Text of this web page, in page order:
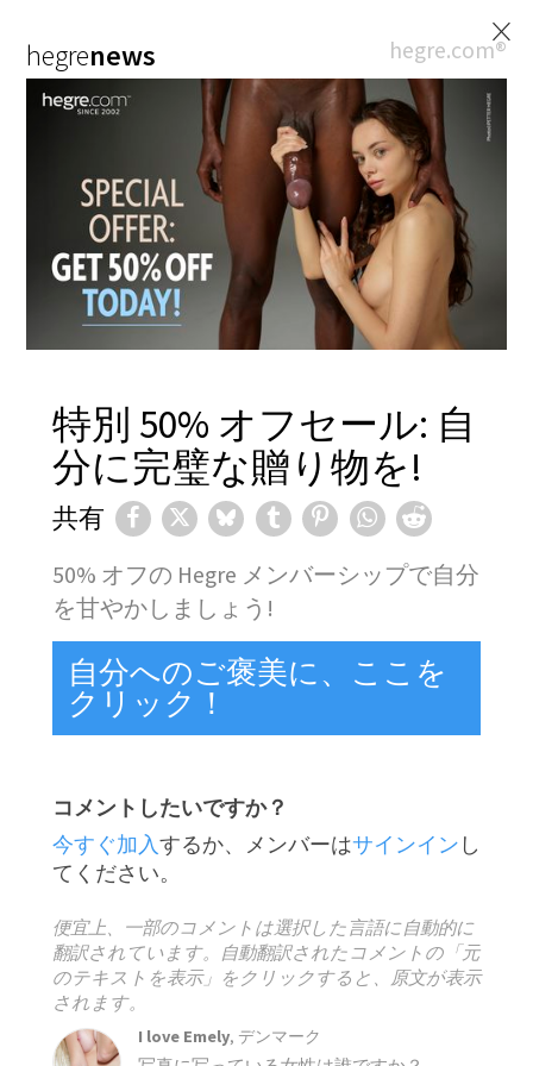
×
hegrenews hegre.com®
特別 50% オフセール: 自
分に完璧な贈り物を!
共有
50% オフの Hegre メンバーシップで自分
を甘やかしましょう!
自分へのご褒美に、ここを
クリック！
コメントしたいですか？
今すぐ加入するか、メンバーはサインイン し
てください。
便宜上、一部のコメントは選択した言語に自動的に
翻訳されています。自動翻訳されたコメントの「元
のテキストを表示」をクリックすると、原文が表示
されます。
I love Emely, デンマーク